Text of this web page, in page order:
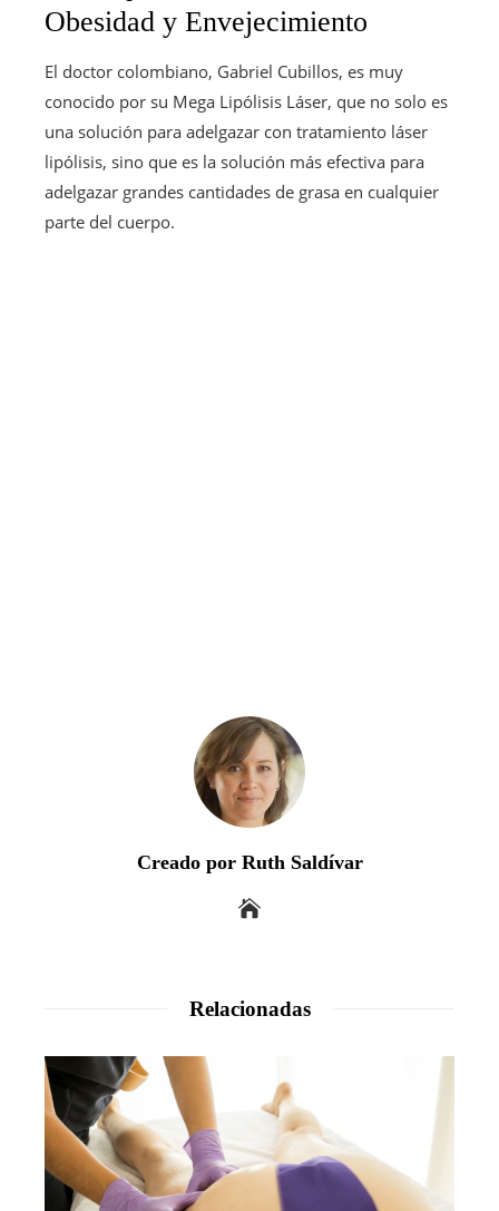
Obesidad y Envejecimiento
El doctor colombiano, Gabriel Cubillos, es muy
conocido por su Mega Lipólisis Láser, que no solo es
una solución para adelgazar con tratamiento láser
lipólisis, sino que es la solución más efectiva para
adelgazar grandes cantidades de grasa en cualquier
parte del cuerpo.
Creado por Ruth Saldívar
Relacionadas